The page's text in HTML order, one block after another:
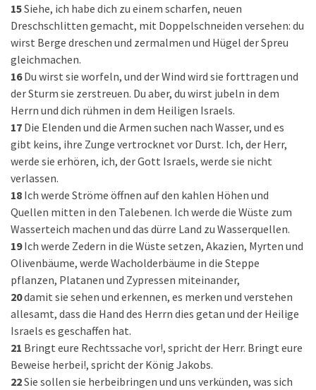
15Siehe, ich habe dich zu einem scharfen, neuen
Dreschschlitten gemacht, mit Doppelschneiden versehen: du
wirst Berge dreschen und zermalmen und Hügel der Spreu
gleichmachen.
16 Du wirst sie worfeln, und der Wind wird sie forttragen und
der Sturm sie zerstreuen. Du aber, du wirst jubeln in dem
Herrn und dich rühmen in dem Heiligen Israels.
17 Die Elenden und die Armen suchen nach Wasser, und es
gibt keins, ihre Zunge vertrocknet vor Durst. Ich, der Herr,
werde sie erhören, ich, der Gott Israels, werde sie nicht
verlassen.
18 Ich werde Ströme öffnen auf den kahlen Höhen und
Quellen mitten in den Talebenen. Ich werde die Wüste zum
Wasserteich machen und das dürre Land zu Wasserquellen.
19 Ich werde Zedern in die Wüste setzen, Akazien, Myrten und
Olivenbäume, werde Wacholderbäume in die Steppe
pflanzen, Platanen und Zypressen miteinander,
20damit sie sehen und erkennen, es merken und verstehen
allesamt, dass die Hand des Herrn dies getan und der Heilige
Israels es geschaffen hat.
21 Bringt eure Rechtssache vor!, spricht der Herr. Bringt eure
Beweise herbei!, spricht der König Jakobs.
22Sie sollen sie herbeibringen und uns verkünden, was sich